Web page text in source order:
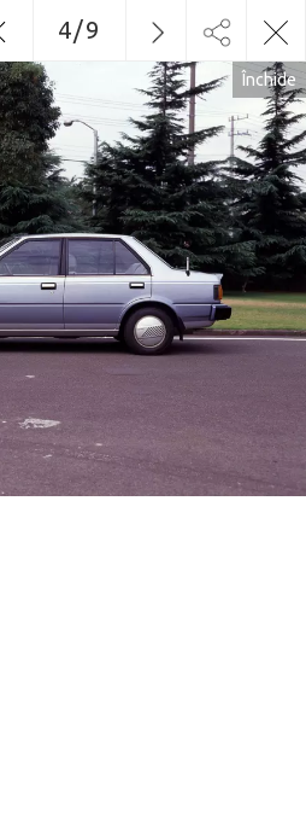
Închide
4/9